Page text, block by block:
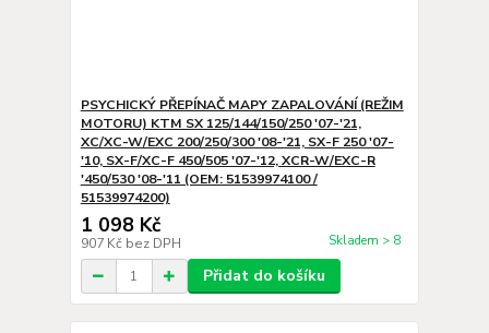
PSYCHICKÝ PŘEPÍNAČ MAPY ZAPALOVÁNÍ (REŽIM
MOTORU) KTM SX 125/144/150/250 '07-'21,
XC/XC-W/EXC 200/250/300 '08-'21, SX-F 250 '07-
'10, SX-F/XC-F 450/505 '07-'12, XCR-W/EXC-R
'450/530 '08-'11 (OEM: 51539974100 /
51539974200)
1 098 Kč
907 Kč bez DPH Skladem > 8
Přidat do košíku